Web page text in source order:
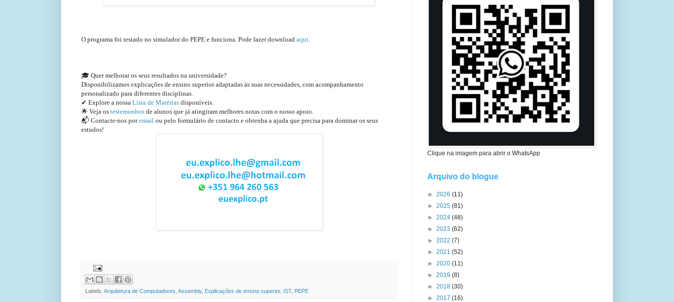
O programa foi testado no simulador do PEPE e funciona. Pode fazer download aqui
🎓 Quer melhorar os seus resultados na universidade?
Disponibilizamos explicações de ensino superior adaptadas às suas necessidades, com acompanhamento
personalizado para diferentes disciplinas.
✔ Explore a nossa Lista de Matérias disponíveis.
🌟 Veja os testemunhos de alunos que já atingiram melhores notas com o nosso apoio.
📬 Contacte-nos poremail ou pelo formulário de contacto e obtenha a ajuda que precisa para dominar os seus
estudos!
Labels: Arquitetura de Computadores Assembly, Explicações de ensino superior, IST, PEPE
Clique na imagem para abrir o WhatsApp
Arquivo do blogue
► 2026 (11)
► 2025 (81)
► 2024 (48)
► 2023 (62)
► 2022 (7)
► 2021 (52)
► 2020 (11)
► 2019 (8)
► 2018 (30)
► 2017 (16)